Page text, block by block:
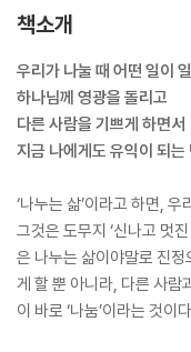
책소개
우리가 나눌 때 어떤 일이
하나님께 영광을 돌리고
다른 사람을 기쁘게 하면서
지금 나에게도 유익이 되
‘나누는 삶’이라고 하면,
그것은 도무지 ‘신나고 멋
은 나누는 삶이야말로 진
게 할 뿐 아니라, 다른 사람
이 바로 ‘나눔’이라는 것이